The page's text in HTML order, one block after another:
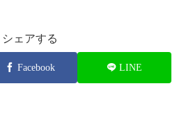
シェアする
Facebook LINE